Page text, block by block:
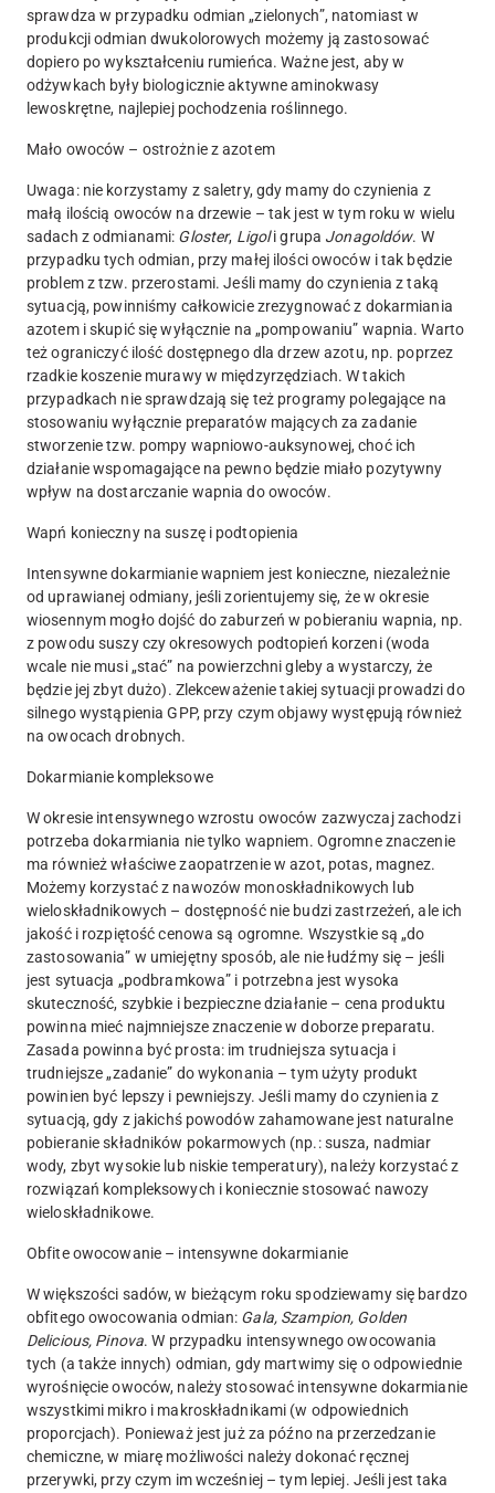
sprawdza w przypadku odmian „zielonych”, natomiast w
produkcji odmian dwukolorowych możemy ją zastosować
dopiero po wykształceniu rumieńca. Ważne jest, aby w
odżywkach były biologicznie aktywne aminokwasy
lewoskrętne, najlepiej pochodzenia roślinnego.
Mało owoców – ostrożnie z azotem
Uwaga: nie korzystamy z saletry, gdy mamy do czynienia z
małą ilością owoców na drzewie – tak jest w tym roku w wielu
sadach z odmianami: Gloster, Ligoli grupa Jonagoldów. W
przypadku tych odmian, przy małej ilości owoców i tak będzie
problem z tzw. przerostami. Jeśli mamy do czynienia z taką
sytuacją, powinniśmy całkowicie zrezygnować z dokarmiania
azotem i skupić się wyłącznie na „pompowaniu” wapnia. Warto
też ograniczyć ilość dostępnego dla drzew azotu, np. poprzez
rzadkie koszenie murawy w międzyrzędziach. W takich
przypadkach nie sprawdzają się też programy polegające na
stosowaniu wyłącznie preparatów mających za zadanie
stworzenie tzw. pompy wapniowo-auksynowej, choć ich
działanie wspomagające na pewno będzie miało pozytywny
wpływ na dostarczanie wapnia do owoców.
Wapń konieczny na suszę i podtopienia
Intensywne dokarmianie wapniem jest konieczne, niezależnie
od uprawianej odmiany, jeśli zorientujemy się, że w okresie
wiosennym mogło dojść do zaburzeń w pobieraniu wapnia, np.
z powodu suszy czy okresowych podtopień korzeni (woda
wcale nie musi „stać” na powierzchni gleby a wystarczy, że
będzie jej zbyt dużo). Zlekceważenie takiej sytuacji prowadzi do
silnego wystąpienia GPP, przy czym objawy występują również
na owocach drobnych.
Dokarmianie kompleksowe
W okresie intensywnego wzrostu owoców zazwyczaj zachodzi
potrzeba dokarmiania nie tylko wapniem. Ogromne znaczenie
ma również właściwe zaopatrzenie w azot, potas, magnez.
Możemy korzystać z nawozów monoskładnikowych lub
wieloskładnikowych – dostępność nie budzi zastrzeżeń, ale ich
jakość i rozpiętość cenowa są ogromne. Wszystkie są „do
zastosowania” w umiejętny sposób, ale nie łudźmy się – jeśli
jest sytuacja „podbramkowa” i potrzebna jest wysoka
skuteczność, szybkie i bezpieczne działanie – cena produktu
powinna mieć najmniejsze znaczenie w doborze preparatu.
Zasada powinna być prosta: im trudniejsza sytuacja i
trudniejsze „zadanie” do wykonania – tym użyty produkt
powinien być lepszy i pewniejszy. Jeśli mamy do czynienia z
sytuacją, gdy z jakichś powodów zahamowane jest naturalne
pobieranie składników pokarmowych (np.: susza, nadmiar
wody, zbyt wysokie lub niskie temperatury), należy korzystać z
rozwiązań kompleksowych i koniecznie stosować nawozy
wieloskładnikowe.
Obfite owocowanie – intensywne dokarmianie
W większości sadów, w bieżącym roku spodziewamy się bardzo
obfitego owocowania odmian: Gala, Szampion, Golden
Delicious, Pinova. W przypadku intensywnego owocowania
tych (a także innych) odmian, gdy martwimy się o odpowiednie
wyrośnięcie owoców, należy stosować intensywne dokarmianie
wszystkimi mikro i makroskładnikami (w odpowiednich
proporcjach). Ponieważ jest już za późno na przerzedzanie
chemiczne, w miarę możliwości należy dokonać ręcznej
przerywki, przy czym im wcześniej – tym lepiej. Jeśli jest taka